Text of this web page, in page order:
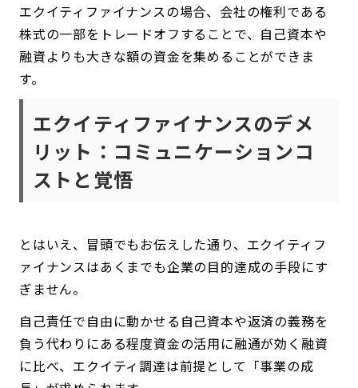
エクイティファイナンスの場合、会社の権利である
株式の一部をトレードオフすることで、自己資本や
融資よりも大きな額の資金を集めることができま
す。
エクイティファイナンスのデメ
リット：コミュニケーションコ
ストと覚悟
とはいえ、冒頭でもお伝えした通り、エクイティフ
ァイナンスはあくまでも企業の目的達成の手段にす
ぎません。
自己責任で自由に動かせる自己資本や返済の義務を
負う代わりにある程度資金の活用に融通が効く融資
に比べ、エクイティ調達は前提として「事業の成